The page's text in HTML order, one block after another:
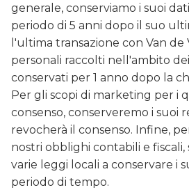
generale, conserviamo i suoi
periodo di 5 anni dopo il suo
l'ultima transazione con Van de
personali raccolti nell'ambito
conservati per 1 anno dopo la
Per gli scopi di marketing per i
consenso, conserveremo i suoi
revocherà il consenso. Infine,
nostri obblighi contabili e fiscali,
varie leggi locali a conservare i
periodo di tempo.